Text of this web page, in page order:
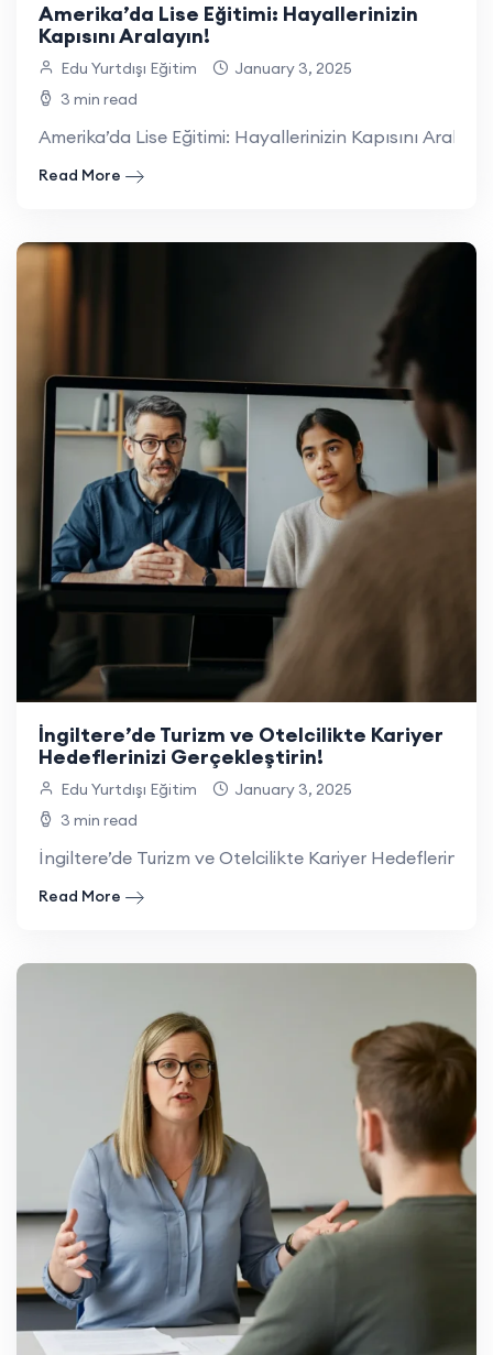
Amerika’da Lise Eğitimi: Hayallerinizin
Kapısını Aralayın!
Edu Yurtdışı Eğitim
January 3, 2025
3 min read
Amerika’da Lise Eğitimi: Hayallerinizin Kapısını
Read More
İngiltere’de Turizm ve Otelcilikte Kariyer
Hedeflerinizi Gerçekleştirin!
Edu Yurtdışı Eğitim
January 3, 2025
3 min read
İngiltere’de Turizm ve Otelcilikte Kariyer
Read More